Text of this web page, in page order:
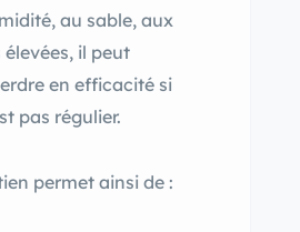
au sable, aux
il peut
en efficacité si
pas régulier.
permet ainsi de :